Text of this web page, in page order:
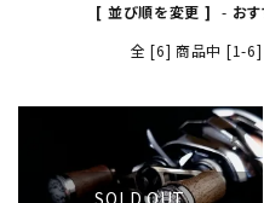
[ 並び順を変更 ] - お
全 [6] 商品中 [1-6]
SOLD OUT
star